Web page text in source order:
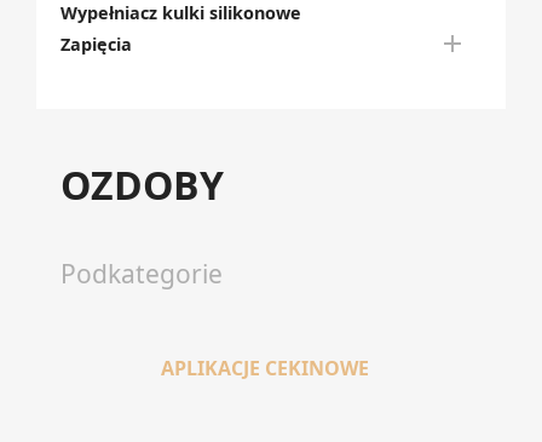
Wypełniacz kulki silikonowe
Zapięcia

OZDOBY
Podkategorie
APLIKACJE CEKINOWE